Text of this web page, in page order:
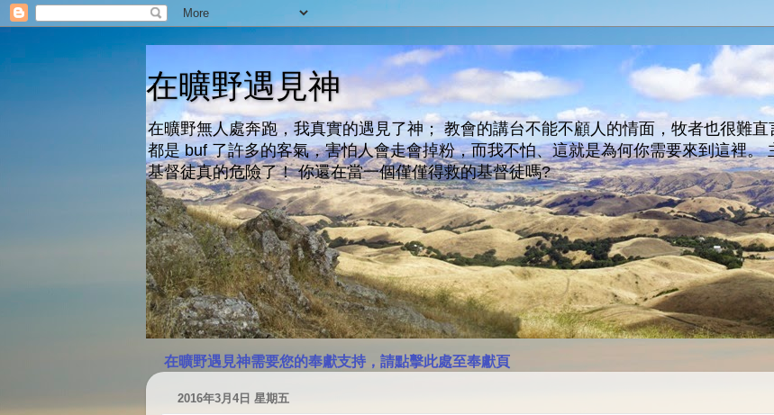
在曠野遇見神
在曠野無人處奔跑，我真實的遇見了神； 教會的講台不能不顧人的情面，牧者也很難
都是 buf 了許多的客氣，害怕人會走會掉粉，而我不怕、這就是為何你需要來到這裡
基督徒真的危險了！ 你還在當一個僅僅得救的基督徒嗎?
在曠野遇見神需要您的奉獻支持，請點擊此處至奉獻頁
2016年3月4日 星期五